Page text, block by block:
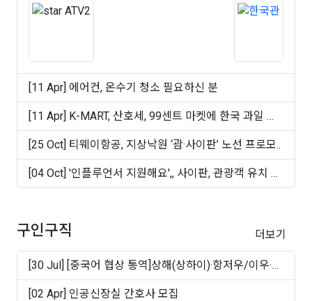
[11 Apr] 에어컨, 온수기 청소 필요하신 분
[11 Apr] K-MART, 산호세, 99센트 마켓에 한국 과일 및
빵 ..
[25 Oct] 티웨이항공, 지상낙원 ‘괌·사이판’ 노선 프로모..
[04 Oct] '인플루언서 지원해요',, 사이판, 관광객 유치 마
케..
구인구직 더보기
[30 Jul] [중국어 협상 통역]상해(상하이)·항저우/이우·
쑤..
[02 Apr] 인공신장실 간호사 모집